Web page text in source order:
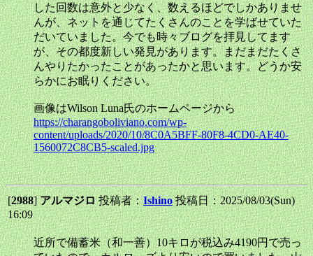
した回数は意外と少なく、数えるほどでしかありませ
んが、ネットを通じてたくさんのことを学ばせていた
だいていました。今でも時々ブログを拝見してます
が、その都度新しい発見があります。まだまだたくさ
んやりたかったことがあったかと思います。どうか安
らかにお眠りください。
画像はWilson Luna氏のホームページから
https://charangoboliviano.com/wp-
content/uploads/2020/10/8C0A5BFF-80F8-4CD0-AE40-
1560072C8CB5-scaled.jpg
[2988]アルマジロ投稿者：Ishino 投稿日：2025/08/03(Sun)
16:09
近所で備蓄米（和一善）10キロが税込み4190円で売っ